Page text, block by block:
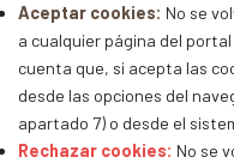
Aceptar cookies: No se
a cualquier página del
cuenta que, si acepta las
desde las opciones del
apartado 7) o desde el
Rechazar cookies: No se